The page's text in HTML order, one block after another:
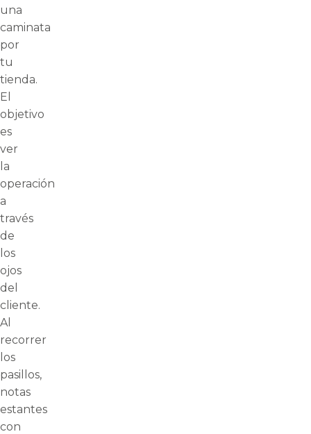
una
caminata
por
tu
tienda.
El
objetivo
es
ver
la
operación
a
través
de
los
ojos
del
cliente.
Al
recorrer
los
pasillos,
notas
estantes
con